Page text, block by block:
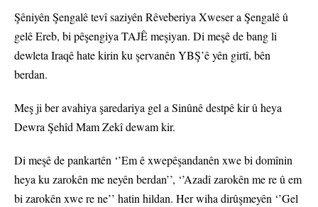
Şêniyên Şengalê tevî saziyên Rêveberiya Xweser a Şengalê û
gelê Ereb, bi pêşengiya TAJÊ meşiyan. Di meşê de bang li
dewleta Iraqê hate kirin ku şervanên YBŞ’ê yên girtî, bên
berdan.
Meş ji ber avahiya şaredariya gel a Sinûnê destpê kir û heya
Dewra Şehîd Mam Zekî dewam kir.
Di meşê de pankartên ‘’Em ê xwepêşandanên xwe bi domînin
heya ku zarokên me neyên berdan’’, ‘’Azadî zarokên me re û em
bi zarokên xwe re ne’’ hatin hildan. Her wiha dirûşmeyên ‘’Gel